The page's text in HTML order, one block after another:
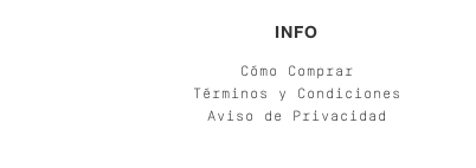
INFO
Cómo Comprar
Términos y Condiciones
Aviso de Privacidad